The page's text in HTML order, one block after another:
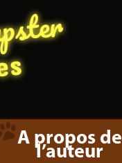
A propos de
l’auteur